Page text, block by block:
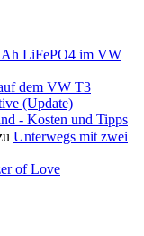
Ah LiFePO4 im VW
dem VW T3
(Update)
- Kosten und Tipps
Unterwegs mit zwei
of Love